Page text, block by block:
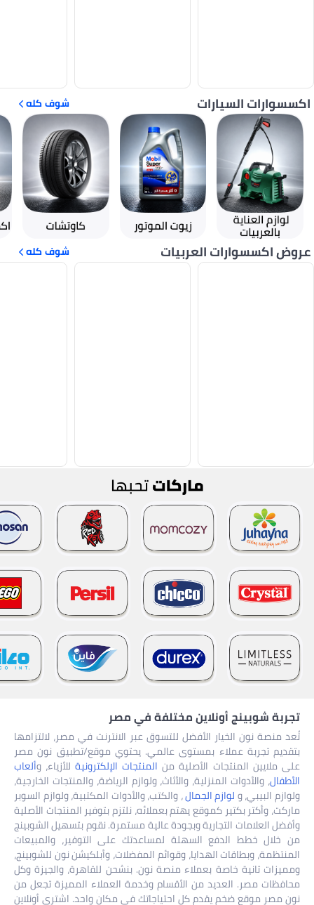
اكسسوارات السيارات شوف كله
عروض اكسسوارات العربيات شوف كله
تجربة شوبينج أونلاين مختلفة في مصر
تُعد منصة نون الخيار الأفضل للتسوق عبر الانترنت في مصر، لالتزامها
بتقديم تجربة عملاء بمستوى عالمي. يحتوي موقع/تطبيق نون مصر
على ملايين المنتجات الأصلية من المنتجات الإلكترونية للأزياء، وألعاب
الأطفال، والأدوات المنزلية، والأثاث، ولوازم الرياضة، والمنتجات الخارجية،
ولوازم البيبي، ولوازم الجمال، والكتب، والأدوات المكتبية، ولوازم السوبر
ماركت، وأكتر بكتير كموقع يهتم بعملائه، نلتزم بتوفير المنتجات الأصلية
وأفضل العلامات التجارية وبجودة عالية مستمرة. نقوم بتسهيل الشوبينج
من خلال خطط الدفع السهلة لمساعدتك على التوفير، والمبيعات
المنتظمة، وبطاقات الهدايا، وقوائم المفضلات، وأبلكيشن نون للشوبينج،
ومميزات تانية خاصة بعملاء منصة نون. بنشحن للقاهرة، والجيزة وكل
محافظات مصر. العديد من الأقسام وخدمة العملاء المميزة تجعل من
نون مصر موقع ضخم يقدم كل احتياجاتك في مكان واحد. اشتري أونلاين